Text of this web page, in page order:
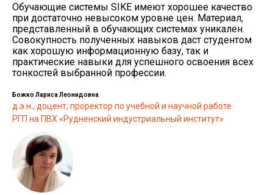
Обучающие системы SIKE имеют хорошее качество
при достаточно невысоком уровне цен. Материал,
представленный в обучающих системах уникален.
Совокупность полученных навыков даст студентом
как хорошую информационную базу, так и
практические навыки для успешного освоения всех
тонкостей выбранной профессии.
Божко Лариса Леонидовна
д.э.н., доцент, проректор по учебной и научной работе
РГП на ПВХ «Рудненский индустриальный институт»